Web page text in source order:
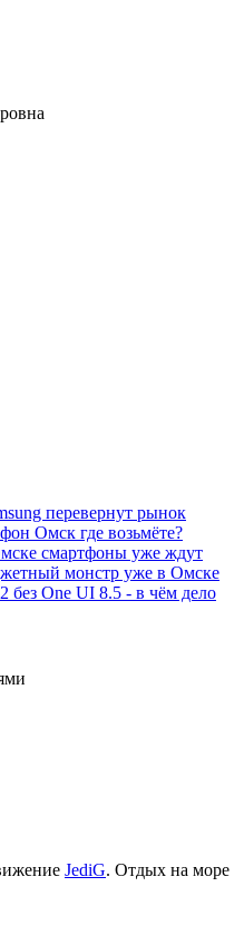
перевернут рынок
Омск где возьмёте?
смартфоны уже ждут
монстр уже в Омске
без One UI 8.5 - в чём дело
JediG. Отдых на море